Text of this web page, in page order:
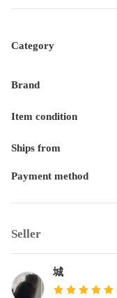
Category
Brand
Item condition
Ships from
Payment method
Seller
城